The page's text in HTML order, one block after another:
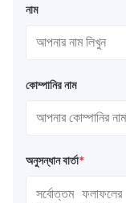
নাম
কোম্পানির নাম
অনুসন্ধান বার্তা*